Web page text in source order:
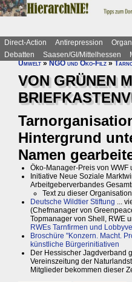
Direct-Action Antirepression
Debatten
Saasen/GI/Mittelhessen
Umwelt»NGO und Öko-Filz»
VON GRÜNEN
Hintergrund
Namen
Öko-Manager-Preis von WWF
Initiative Neue Soziale
Arbeitgeberverbandes
Text zu dieser
Deutsche Wildtier Stiftung ...
(Chefmanager von
Topmanager von Shell, RWE
RWEs Tarnfirmen und
Broschüre "Konzern. Macht.
künstliche Bürgerinitiativen
Der Hessischer Jagdverband
Vereinszeitung der
Mitglieder bekommen dieser